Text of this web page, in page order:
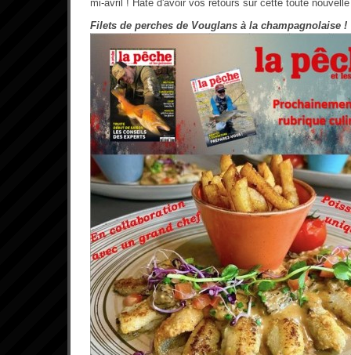
mi-avril ! Hâte d'avoir vos retours sur cette toute
Filets de perches de Vouglans à la champagnolaise !